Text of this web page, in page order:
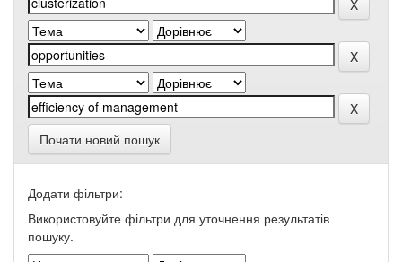
Почати новий пошук
Додати фільтри:
Використовуйте фільтри для уточнення результатів
пошуку.